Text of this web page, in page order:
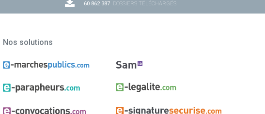
60 862 387 DOSSIERS TÉLÉCHARGÉS
Nos solutions